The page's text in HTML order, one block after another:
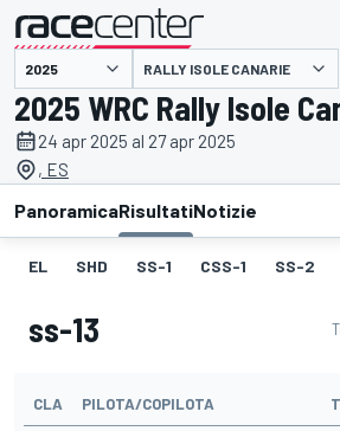
presentato da RALLY ISOLE CANARIE
2025 WRC Rally Isole
24 apr 2025 al 27 apr 2025
, ES
PanoramicaRisultatiNotizie
EL SHD SS-1 CSS-1 SS-2
ss-13
CLA PILOTA/COPILOTA